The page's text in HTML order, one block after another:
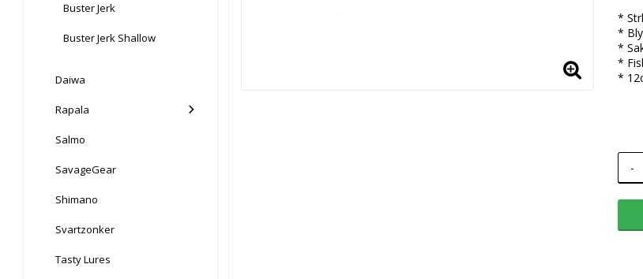
Buster Jerk
Buster Jerk Shallow
Daiwa
Rapala
Salmo
SavageGear
Shimano
Svartzonker
Tasty Lures
*
*
*
*
*
-